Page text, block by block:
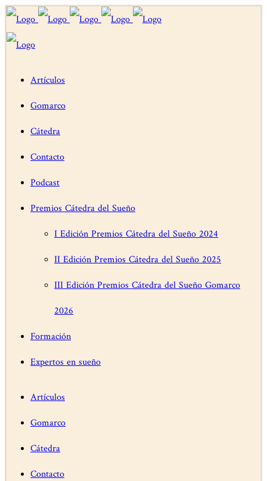
Artículos
Gomarco
Cátedra
Contacto
Podcast
Premios Cátedra del Sueño
I Edición Premios Cátedra del Sueño 2024
II Edición Premios Cátedra del Sueño 2025
III Edición Premios Cátedra del Sueño Gomarco
2026
Formación
Expertos en sueño
Artículos
Gomarco
Cátedra
Contacto